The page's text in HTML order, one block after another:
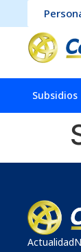
Subsidios
Actualidad